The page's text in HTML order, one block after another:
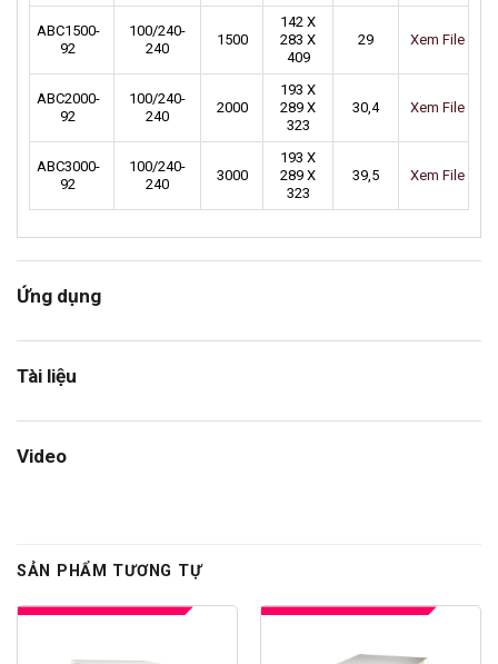
ABC1500-
92
100/240-
240
1500
142 X
283 X
409
29 Xem File
ABC2000-
92
100/240-
240
2000
193 X
289 X
323
30,4 Xem File
ABC3000-
92
100/240-
240
3000
193 X
289 X
323
39,5 Xem File
Ứng dụng
Tài liệu
Video
SẢN PHẨM TƯƠNG TỰ